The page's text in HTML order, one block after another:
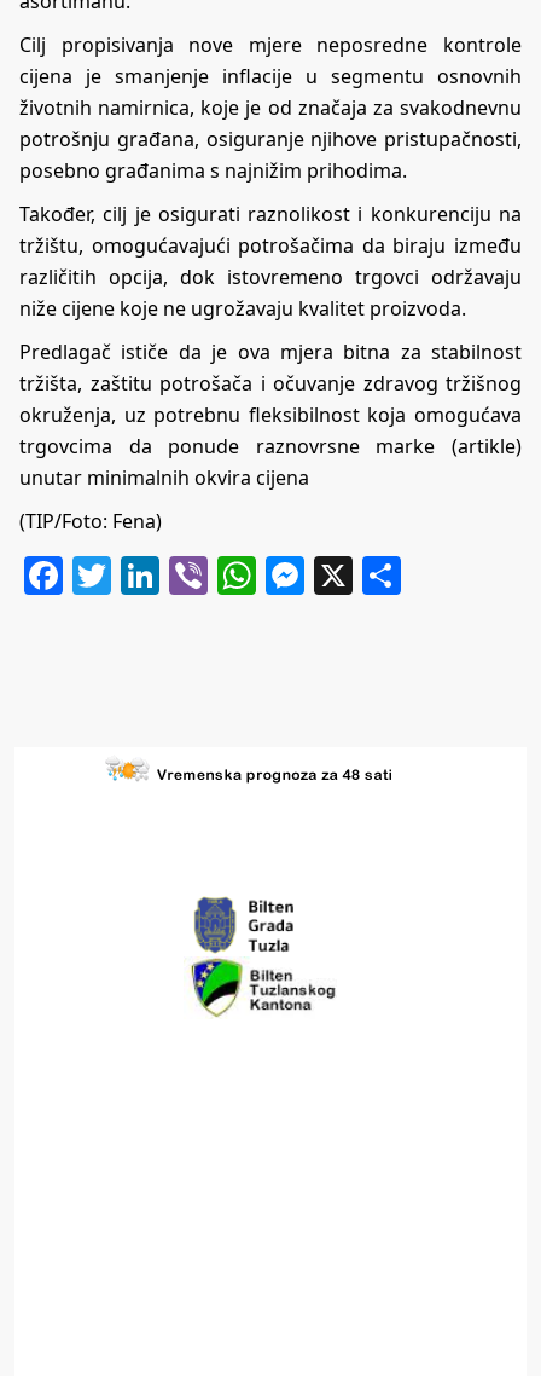
Cilj propisivanja nove mjere neposredne kontrole
cijena je smanjenje inflacije u segmentu osnovnih
životnih namirnica, koje je od značaja za svakodnevnu
potrošnju građana, osiguranje njihove pristupačnosti,
posebno građanima s najnižim prihodima.
Također, cilj je osigurati raznolikost i konkurenciju na
tržištu, omogućavajući potrošačima da biraju između
različitih opcija, dok istovremeno trgovci održavaju
niže cijene koje ne ugrožavaju kvalitet proizvoda.
Predlagač ističe da je ova mjera bitna za stabilnost
tržišta, zaštitu potrošača i očuvanje zdravog tržišnog
okruženja, uz potrebnu fleksibilnost koja omogućava
trgovcima da ponude raznovrsne marke (artikle)
unutar minimalnih okvira cijena
(TIP/Foto: Fena)
Facebook
Twitter
LinkedIn
ViberWhatsApp
Messenger
X